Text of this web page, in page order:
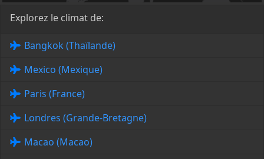
Explorez le climat de:
Bangkok (Thaïlande)
Mexico (Mexique)
Paris (France)
Londres (Grande-Bretagne)
Macao (Macao)